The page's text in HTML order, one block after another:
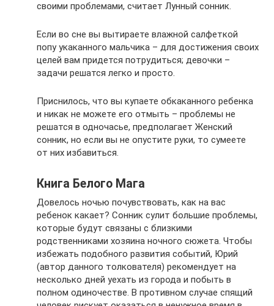
своими проблемами, считает Лунный сонник.
Если во сне вы вытираете влажной салфеткой
попу укаканного мальчика – для достижения своих
целей вам придется потрудиться; девочки –
задачи решатся легко и просто.
Приснилось, что вы купаете обкаканного ребенка
и никак не можете его отмыть – проблемы не
решатся в одночасье, предполагает Женский
сонник, но если вы не опустите руки, то сумеете
от них избавиться.
Книга Белого Мага
Довелось ночью почувствовать, как на вас
ребенок какает? Сонник сулит большие проблемы,
которые будут связаны с близкими
родственниками хозяина ночного сюжета. Чтобы
избежать подобного развития событий, Юрий
(автор данного толкователя) рекомендует на
несколько дней уехать из города и побыть в
полном одиночестве. В противном случае спящий